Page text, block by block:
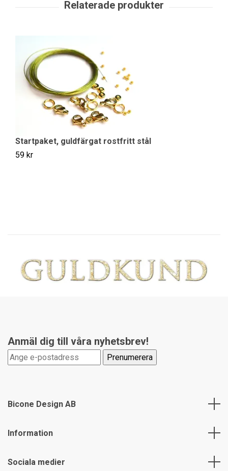
Startpaket, guldfärgat rostfritt stål
59 kr
Anmäl dig till våra nyhetsbrev!
Bicone Design AB
Information
Sociala medier